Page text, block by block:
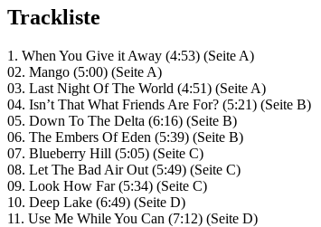
Trackliste
1. When You Give it Away (4:53) (Seite A)
02. Mango (5:00) (Seite A)
03. Last Night Of The World (4:51) (Seite A)
04. Isn’t That What Friends Are For? (5:21) (Seite B)
05. Down To The Delta (6:16) (Seite B)
06. The Embers Of Eden (5:39) (Seite B)
07. Blueberry Hill (5:05) (Seite C)
08. Let The Bad Air Out (5:49) (Seite C)
09. Look How Far (5:34) (Seite C)
10. Deep Lake (6:49) (Seite D)
11. Use Me While You Can (7:12) (Seite D)